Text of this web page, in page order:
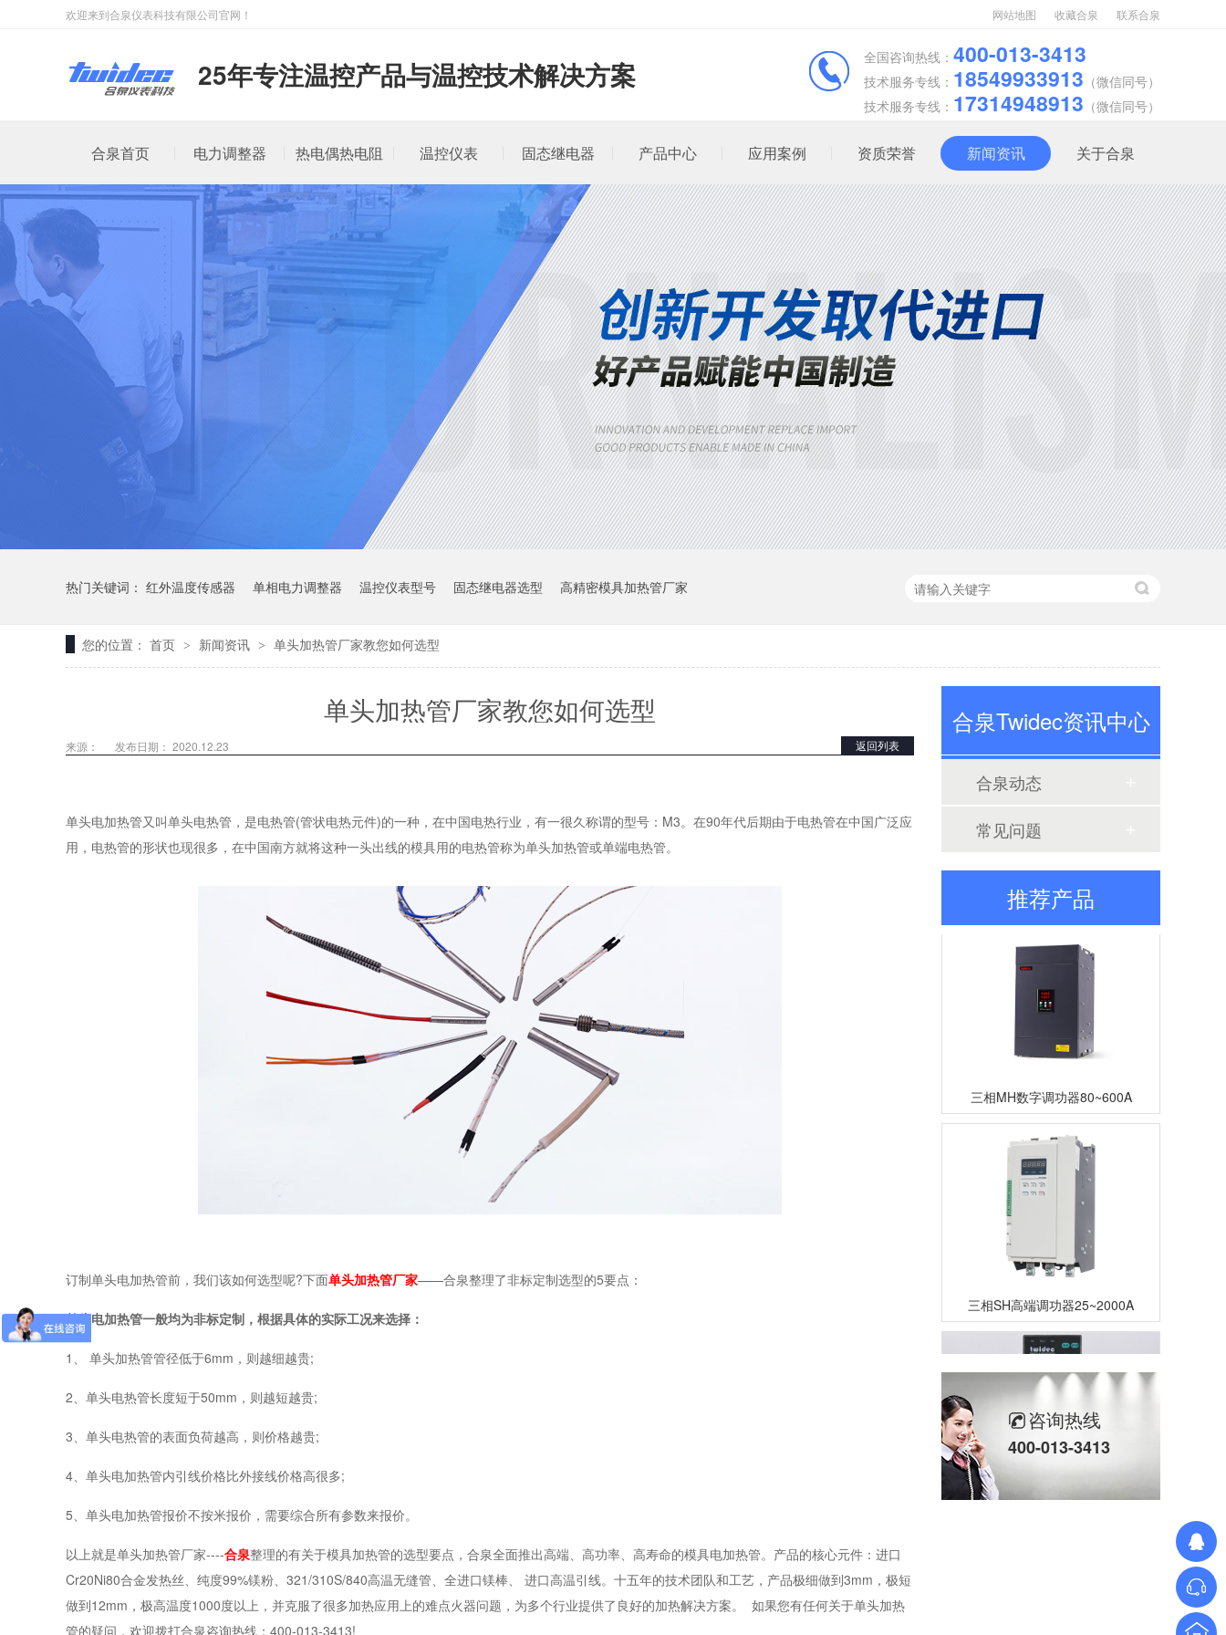
网站地图 收藏合泉 联系合泉
欢迎来到合泉仪表科技有限公司官网！
25年专注温控产品与温控技术解决方案 全国咨询热线： 400-013-3413
技术服务专线： 18549933913 （微信同号）
技术服务专线： 17314948913 （微信同号）
合泉首页 电力调整器 热电偶热电阻 温控仪表 固态继电器 产品中心 应用案例 资质荣誉 新闻资讯 关于合泉
热门关键词： 红外温度传感器 单相电力调整器 温控仪表型号 固态继电器选型 高精密模具加热管厂家
您的位置： 首页 > 新闻资讯 > 单头加热管厂家教您如何选型
单头加热管厂家教您如何选型
返回列表
来源： 发布日期： 2020.12.23
单头电加热管又叫单头电热管，是电热管(管状电热元件)的一种，在中国电热行业，有一很久称谓的型号：M3。在90年代后期由于电热管在中国广泛应
用，电热管的形状也现很多，在中国南方就将这种一头出线的模具用的电热管称为单头加热管或单端电热管。
订制单头电加热管前，我们该如何选型呢?下面单头加热管厂家——合泉整理了非标定制选型的5要点：
单头电加热管一般均为非标定制，根据具体的实际工况来选择：
1、 单头加热管管径低于6mm，则越细越贵;
2、单头电热管长度短于50mm，则越短越贵;
3、单头电热管的表面负荷越高，则价格越贵;
4、单头电加热管内引线价格比外接线价格高很多;
5、单头电加热管报价不按米报价，需要综合所有参数来报价。
以上就是单头加热管厂家----合泉整理的有关于模具加热管的选型要点，合泉全面推出高端、高功率、高寿命的模具电加热管。产品的核心元件：进口
Cr20Ni80合金发热丝、纯度99%镁粉、321/310S/840高温无缝管、全进口镁棒、 进口高温引线。十五年的技术团队和工艺，产品极细做到3mm，极短
做到12mm，极高温度1000度以上，并克服了很多加热应用上的难点火器问题，为多个行业提供了良好的加热解决方案。
如果您有任何关于单头加热
管的疑问，欢迎拨打合泉咨询热线：400-013-3413!
合泉Twidec资讯中心
合泉动态
常见问题
推荐产品
定制大功率直流电源
三相TR标准调功器30~200A
三相MH数字调功器80~600A
三相SH高端调功器25~2000A
单相TM数字调功器25~150A
咨询热线
400-013-3413